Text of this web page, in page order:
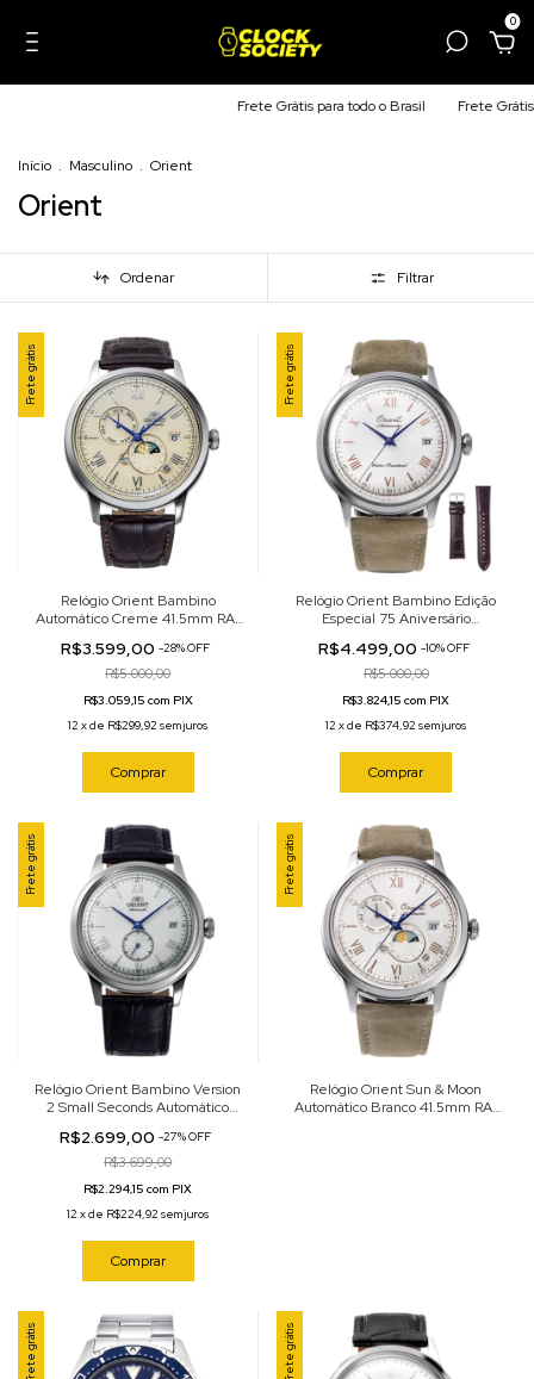
0
Frete Grátis para todo o Brasil Frete Grátis para
Início . Masculino . Orient
Orient
Ordenar Filtrar
Frete grátis
Relógio Orient Bambino
Automático Creme 41.5mm RA-
R$3.599,00-28%OFF
R$5.000,00
R$3.059,15 com PIX
12 xde R$299,92 sem juros
Comprar
Frete grátis
Relógio Orient Bambino Edição
Especial 75 Aniversário
AC0027S30B
R$4.499,00 -10%OFF
R$5.000,00
R$3.824,15 com PIX
12 xde R$374,92 sem juros
Comprar
Frete grátis
Relógio Orient Bambino Version
2 Small Seconds Automático
R$2.699,00-27%OFF
R$3.699,00
R$2.294,15 com PIX
12 xde R$224,92 sem juros
Comprar
Frete grátis
Relógio Orient Sun & Moon
Automático Branco 41.5mm RA-
Frete grátis Frete grátis